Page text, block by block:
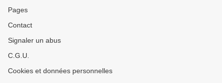
Pages
Contact
Signaler un abus
C.G.U.
Cookies et données personnelles